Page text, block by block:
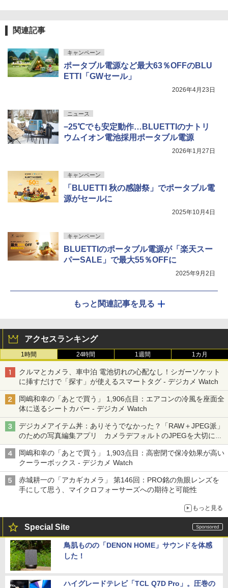
関連記事
キャンペーン
ポータブル電源など最大63％OFFのBLU
ETTI「GWセール」
2026年4月23日
ニュース
−25℃でも安定動作…BLUETTIのナトリ
ウムイオン電池採用ポータブル電源
2026年1月27日
キャンペーン
「BLUETTI 秋の感謝祭」でポータブル電
源がセールに
2025年10月4日
キャンペーン
BLUETTIのポータブル電源が「楽天スー
パーSALE」で最大55％OFFに
2025年9月2日
もっと関連記事を見る
アクセスランキング
1時間 24時間 1週間 1カ月
クルマとカメラ、車中泊 電池切れの心配なし！シガーソケット
に挿すだけで「探す」が使えるスマートタグ - デジカメ Watch
岡嶋和幸の「あとで買う」 1,906点目：エアコンの冷風を座面全
体に送るシートカバー - デジカメ Watch
デジカメアイテム丼：ありそうでなかった？「RAW＋JPEG派」
のための写真編集アプリ カメラデフォルトのJPEGを大切にす
る「Filmator」
岡嶋和幸の「あとで買う」 1,903点目：高密閉で保冷効果が高い
クーラーボックス - デジカメ Watch
赤城耕一の「アカギカメラ」 第146回：PRO銘の魚眼レンズを
手にして思う、マイクロフォーサーズへの期待と可能性
もっと見る
Special Site
鳥肌ものの「DENON HOME」サウンドを体感
した！
ハイグレードテレビ「TCL Q7D Pro」。圧巻の